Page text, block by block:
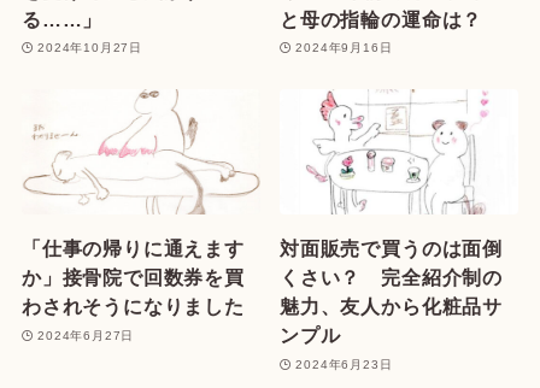
る……」
2024年10月27日
と母の指輪の運命は？
2024年9月16日
「仕事の帰りに通えます
か」接骨院で回数券を買
わされそうになりました
2024年6月27日
対面販売で買うのは面倒
くさい？ 完全紹介制の
魅力、友人から化粧品サ
ンプル
2024年6月23日